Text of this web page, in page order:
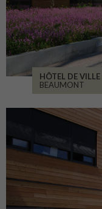
HÔTEL DE VILLE
BEAUMONT